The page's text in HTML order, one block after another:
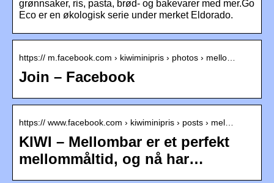
grønnsaker, ris, pasta, brød- og bakevarer med mer.Go
Eco er en økologisk serie under merket Eldorado.
https:// m.facebook.com › kiwiminipris › photos › mello…
Join – Facebook
https:// www.facebook.com › kiwiminipris › posts › mel…
KIWI – Mellombar er et perfekt
mellommåltid, og nå har…